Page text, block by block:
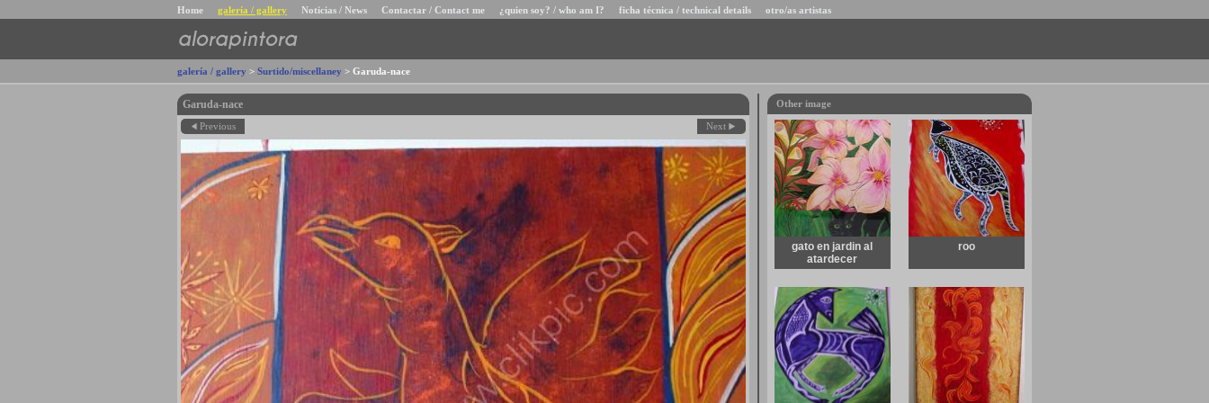
Home galería / gallery Noticias / News Contactar / Contact me ¿quien soy? / who am I? ficha técnica / technical details otro/as artistas
alorapintora
galería / gallery > Surtido/miscellaney > Garuda-nace
Garuda-nace
Previous Next
Other image
gato en jardin al
atardecer
roo